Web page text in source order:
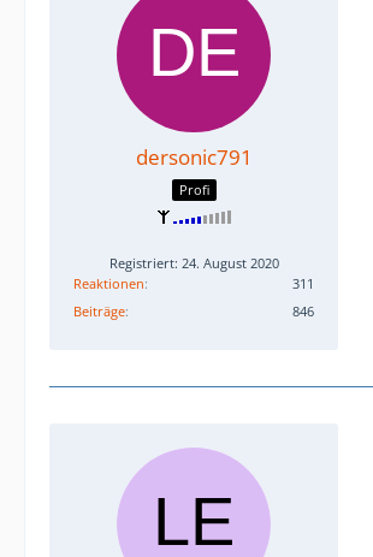
dersonic791
Profi
Registriert: 24. August 2020
Reaktionen
311
Beiträge
846